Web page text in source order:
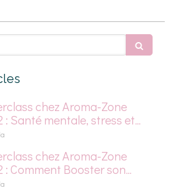
chez Aroma-Zone
: Santé mentale, stress et
saisonnière
chez Aroma-Zone
: Comment Booster son
Immunitaire